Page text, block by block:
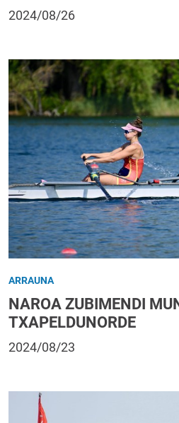
2024/08/26
ARRAUNA
NAROA ZUBIMENDI
TXAPELDUNORDE
2024/08/23